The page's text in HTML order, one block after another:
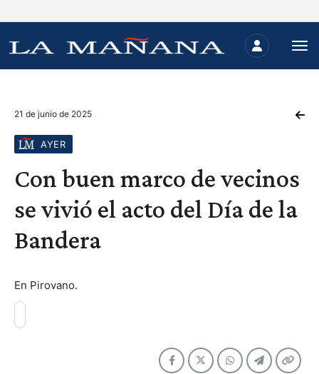
21 de junio de 2025
AYER
Con buen marco de vecinos
se vivió el acto del Día de la
Bandera
En Pirovano.